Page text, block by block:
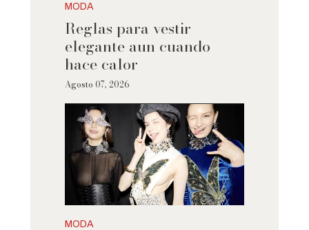
MODA
Reglas para vestir
elegante aun cuando
hace calor
Agosto 07, 2026
MODA